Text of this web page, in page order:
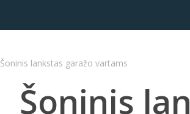
Šoninis lankstas garažo vartams
Šoninis